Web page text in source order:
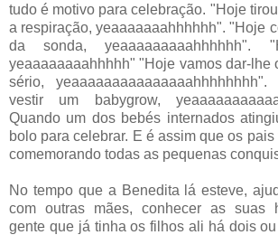
tudo é motivo para celebração. "Hoje
a respiração, yeaaaaaaahhhhhh". "Hoje
da sonda, yeaaaaaaaaahhhhhh".
yeaaaaaaaahhhhh" "Hoje vamos dar-lhe
sério,
vestir um babygrow,
Quando um dos bebés internados
bolo para celebrar. E é assim que os
comemorando todas as pequenas
No tempo que a Benedita lá esteve,
com outras mães, conhecer as suas
gente que já tinha os filhos ali há dois